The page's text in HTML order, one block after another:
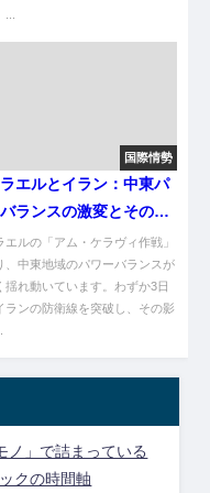
国際情勢
エルとイラン：中東パ
ランスの激変とその影
エルの「アム・ケラヴィ作戦」
、中東地域のパワーバランスが
揺れ動いています。わずか3日
ランの防衛線を突破し、その影
ノ」で詰まっている
クの時間軸